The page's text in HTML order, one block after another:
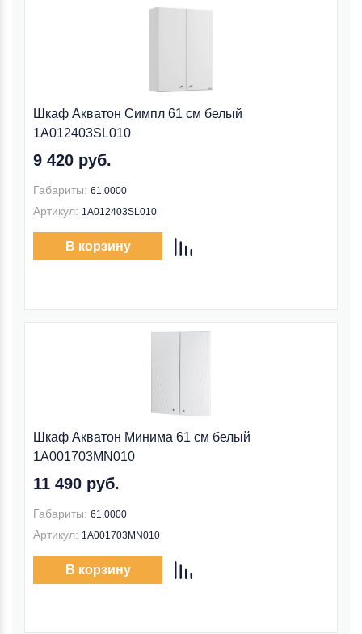
Шкаф Акватон Симпл 61 см белый
1A012403SL010
9 420 руб.
Габариты: 61.0000
Артикул: 1A012403SL010
В корзину
Шкаф Акватон Минима 61 см белый
1A001703MN010
11 490 руб.
Габариты: 61.0000
Артикул: 1A001703MN010
В корзину